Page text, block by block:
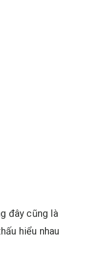
đây cũng là
hiểu nhau